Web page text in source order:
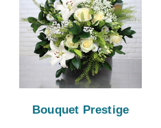
Bouquet Prestige